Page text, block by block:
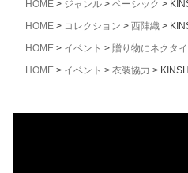
HOME ジャンル ベーシック
HOME
コレクション 西陣織
HOME
イベント 贈り物にネクタ
HOME
イベント 衣装協力